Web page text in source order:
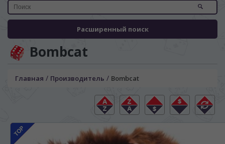
Расширенный поиск
Bombcat
Главная / Производитель / Bombcat
просматривать наш сайт?
În ce limbă ați dori să vedeți site-ul nostru?
*Беспокоим Вас только один раз, далее
сохраним Ваш выбор языка.